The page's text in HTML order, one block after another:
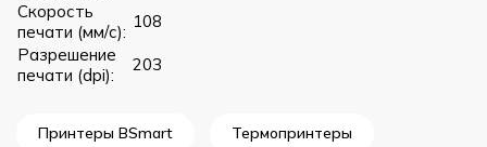
Скорость
печати (мм/с):
108
Разрешение
печати (dpi):
203
Принтеры BSmart Термопринтеры